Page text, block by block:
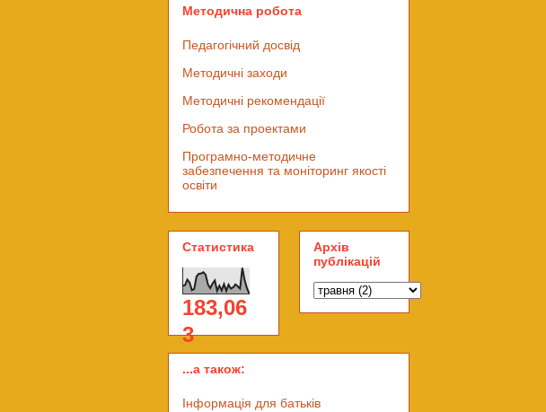
Методична робота
Педагогічний досвід
Методичні заходи
Методичні рекомендації
Робота за проектами
Програмно-методичне
забезпечення та моніторинг якості
освіти
Статистика
183,06
3
Архів
публікацій
...а також:
Інформація для батьків